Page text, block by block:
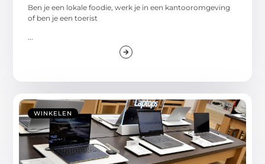
Ben je een lokale foodie, werk je in een kantooromgeving
of ben je een toerist
...
WINKELEN